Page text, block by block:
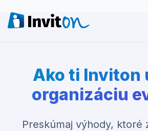
FAQ
Ako ti Inviton
organizáciu
Preskúmaj výhody, ktoré